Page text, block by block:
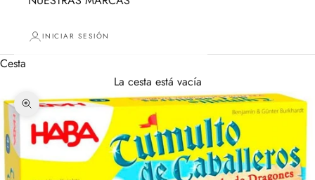
INICIAR SESIÓN
Cesta
La cesta está vacía
Zoom